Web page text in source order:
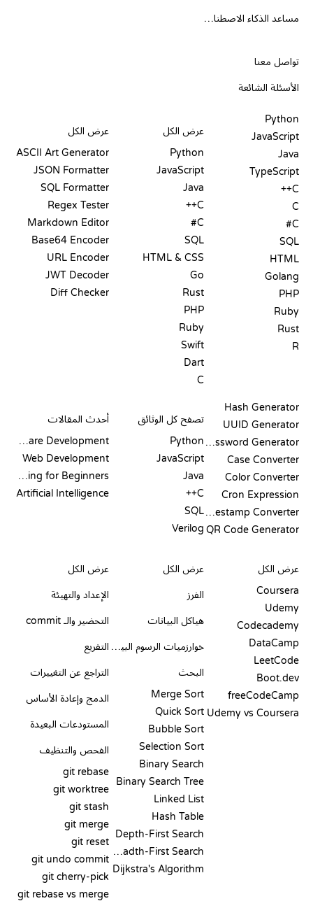
مساعد الذكاء الاصطناعي
تواصل معنا
الأسئلة الشائعة
Python
JavaScript
Java
TypeScript
C++
C
C#
SQL
HTML
Golang
PHP
Ruby
Rust
R
عرض الكل
Python
JavaScript
Java
C++
C#
SQL
HTML & CSS
Go
Rust
PHP
Ruby
Swift
Dart
C
عرض الكل
ASCII Art Generator
JSON Formatter
SQL Formatter
Regex Tester
Markdown Editor
Base64 Encoder
URL Encoder
JWT Decoder
Diff Checker
Hash Generator
UUID Generator
Password Generator
Case Converter
Color Converter
Cron Expression
Timestamp Converter
QR Code Generator
تصفح كل الوثائق
Python
JavaScript
Java
C++
SQL
Verilog
أحدث المقالات
Software Development
Web Development
Coding for Beginners
Artificial Intelligence
عرض الكل
Coursera
Udemy
Codecademy
DataCamp
LeetCode
Boot.dev
freeCodeCamp
Udemy vs Coursera
عرض الكل
الفرز
هياكل البيانات
خوارزميات الرسوم البيانية
البحث
Merge Sort
Quick Sort
Bubble Sort
Selection Sort
Binary Search
Binary Search Tree
Linked List
Hash Table
Depth-First Search
Breadth-First Search
Dijkstra's Algorithm
عرض الكل
الإعداد والتهيئة
التحضير والـ commit
التفريع
التراجع عن التغييرات
الدمج وإعادة الأساس
المستودعات البعيدة
الفحص والتنظيف
git rebase
git worktree
git stash
git merge
git reset
git undo commit
git cherry-pick
git rebase vs merge